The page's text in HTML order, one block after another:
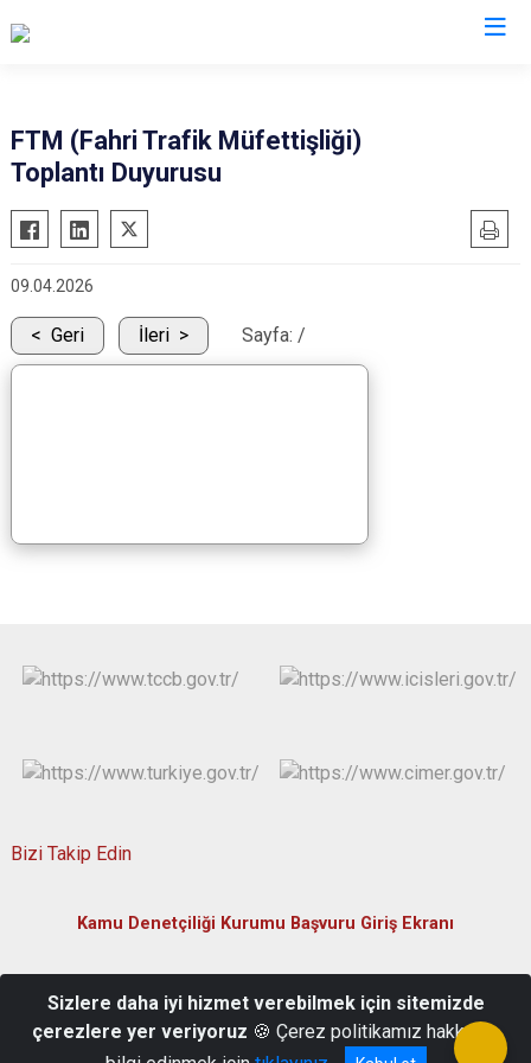
FTM (Fahri Trafik Müfettişliği)
Toplantı Duyurusu
09.04.2026
Geri İleri Sayfa: /
Bizi Takip Edin
Kamu Denetçiliği Kurumu Başvuru Giriş Ekranı
Merkez/Niğde
(0388) 232 51 51
Sizlere daha iyi hizmet verebilmek için sitemizde
çerezlere yer veriyoruz 🍪 Çerez politikamız hakkında